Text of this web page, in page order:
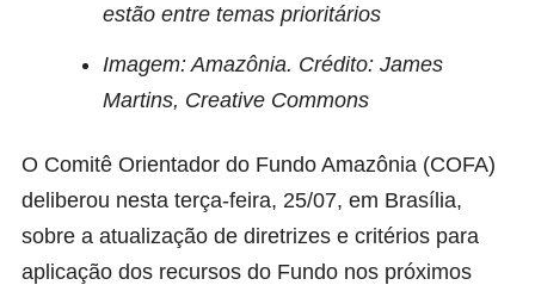
estão entre temas prioritários
Imagem: Amazônia. Crédito: James
Martins, Creative Commons
O Comitê Orientador do Fundo Amazônia (COFA)
deliberou nesta terça-feira, 25/07, em Brasília,
sobre a atualização de diretrizes e critérios para
aplicação dos recursos do Fundo nos próximos